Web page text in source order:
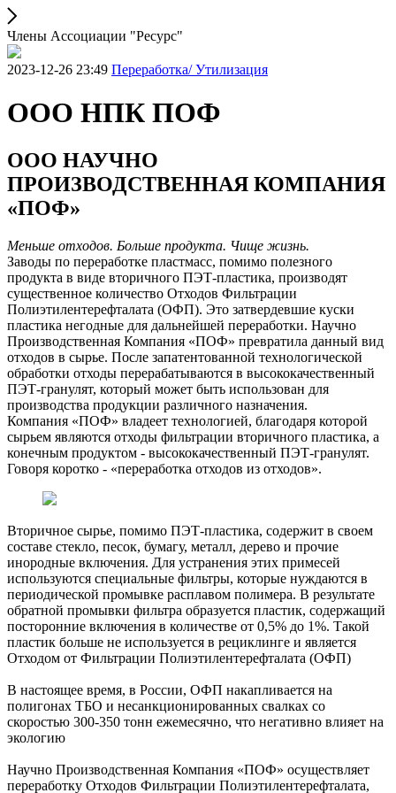
Члены Ассоциации "Ресурс"
2023-12-26 23:49 Переработка/ Утилизация
ООО НПК ПОФ
ООО НАУЧНО
ПРОИЗВОДСТВЕННАЯ КОМПАНИЯ
«ПОФ»
Меньше отходов. Больше продукта. Чище жизнь.
Заводы по переработке пластмасс, помимо полезного
продукта в виде вторичного ПЭТ-пластика, производят
существенное количество Отходов Фильтрации
Полиэтилентерефталата (ОФП). Это затвердевшие куски
пластика негодные для дальнейшей переработки. Научно
Производственная Компания «ПОФ» превратила данный вид
отходов в сырье. После запатентованной технологической
обработки отходы перерабатываются в высококачественный
ПЭТ-гранулят, который может быть использован для
производства продукции различного назначения.
Компания «ПОФ» владеет технологией, благодаря которой
сырьем являются отходы фильтрации вторичного пластика, а
конечным продуктом - высококачественный ПЭТ-гранулят.
Говоря коротко - «переработка отходов из отходов».
Вторичное сырье, помимо ПЭТ-пластика, содержит в своем
составе стекло, песок, бумагу, металл, дерево и прочие
инородные включения. Для устранения этих примесей
используются специальные фильтры, которые нуждаются в
периодической промывке расплавом полимера. В результате
обратной промывки фильтра образуется пластик, содержащий
посторонние включения в количестве от 0,5% до 1%. Такой
пластик больше не используется в рециклинге и является
Отходом от Фильтрации Полиэтилентерефталата (ОФП)
В настоящее время, в России, ОФП накапливается на
полигонах ТБО и несанкционированных свалках со
скоростью 300-350 тонн ежемесячно, что негативно влияет на
экологию
Научно Производственная Компания «ПОФ» осуществляет
переработку Отходов Фильтрации Полиэтилентерефталата,